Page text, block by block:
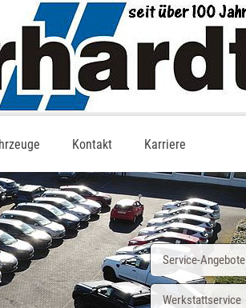
Kontakt Karriere
Service-Angebote
Werkstattservice